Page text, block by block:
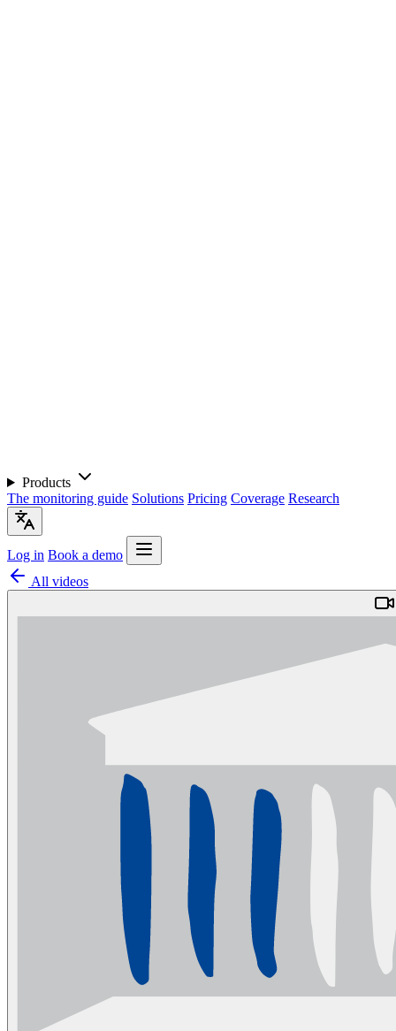
Products
The monitoring guide Solutions Pricing Coverage Research
Log in Book a demo
All videos